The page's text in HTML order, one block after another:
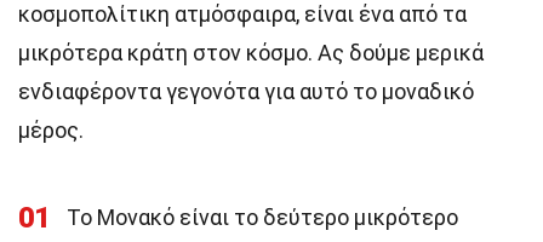
κοσμοπολίτικη ατμόσφαιρα, είναι ένα από τα
μικρότερα κράτη στον κόσμο. Ας δούμε μερικά
ενδιαφέροντα γεγονότα για αυτό το μοναδικό
μέρος.
01
Το Μονακό είναι το δεύτερο μικρότερο